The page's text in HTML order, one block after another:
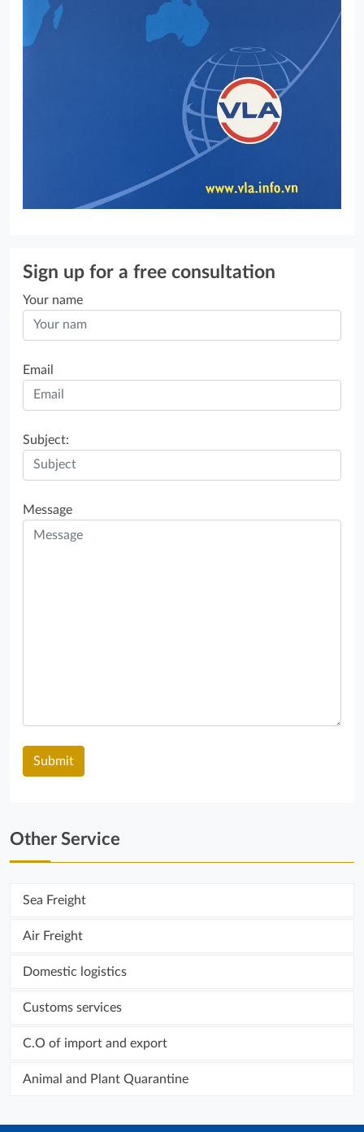
Sign up for a free consultation
Your name
Email
Subject:
Message
Other Service
Sea ​​Freight
Air Freight
Domestic logistics
Customs services
C.O of import and export
Animal and Plant Quarantine